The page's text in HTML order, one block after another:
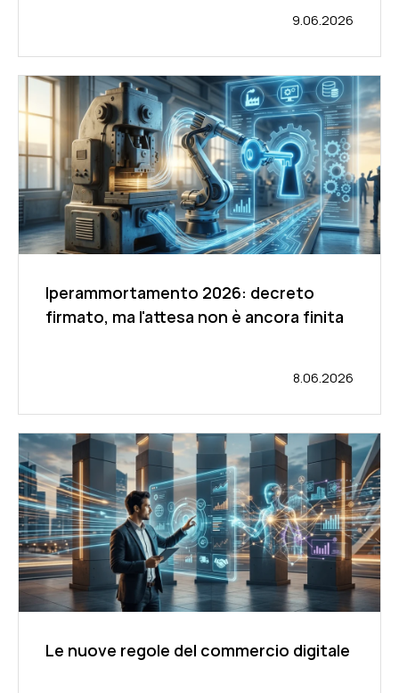
9.06.2026
Iperammortamento 2026: decreto
firmato, ma l'attesa non è ancora finita
8.06.2026
Le nuove regole del commercio digitale